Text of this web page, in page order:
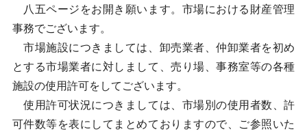
八五ページをお開き願います。市場における財産管理
事務でございます。
市場施設につきましては、卸売業者、仲卸業者を初め
とする市場業者に対しまして、売り場、事務室等の各種
施設の使用許可をしてございます。
使用許可状況につきましては、市場別の使用者数、許
可件数等を表にしてまとめておりますので、ご参照いた